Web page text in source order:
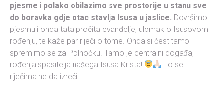
pjesme i polako obilazimo sve prostorije u stanu sve
do boravka gdje otac stavlja Isusa u jaslice. Dovršimo
pjesmu i onda tata pročita evanđelje, ulomak o Isusovom
rođenju, te kaže par riječi o tome. Onda si čestitamo i
spremimo se za Polnoćku. Tamo je centralni događaj
rođenja spasitelja našega Isusa Krista!
To se
riječima ne da izreći…